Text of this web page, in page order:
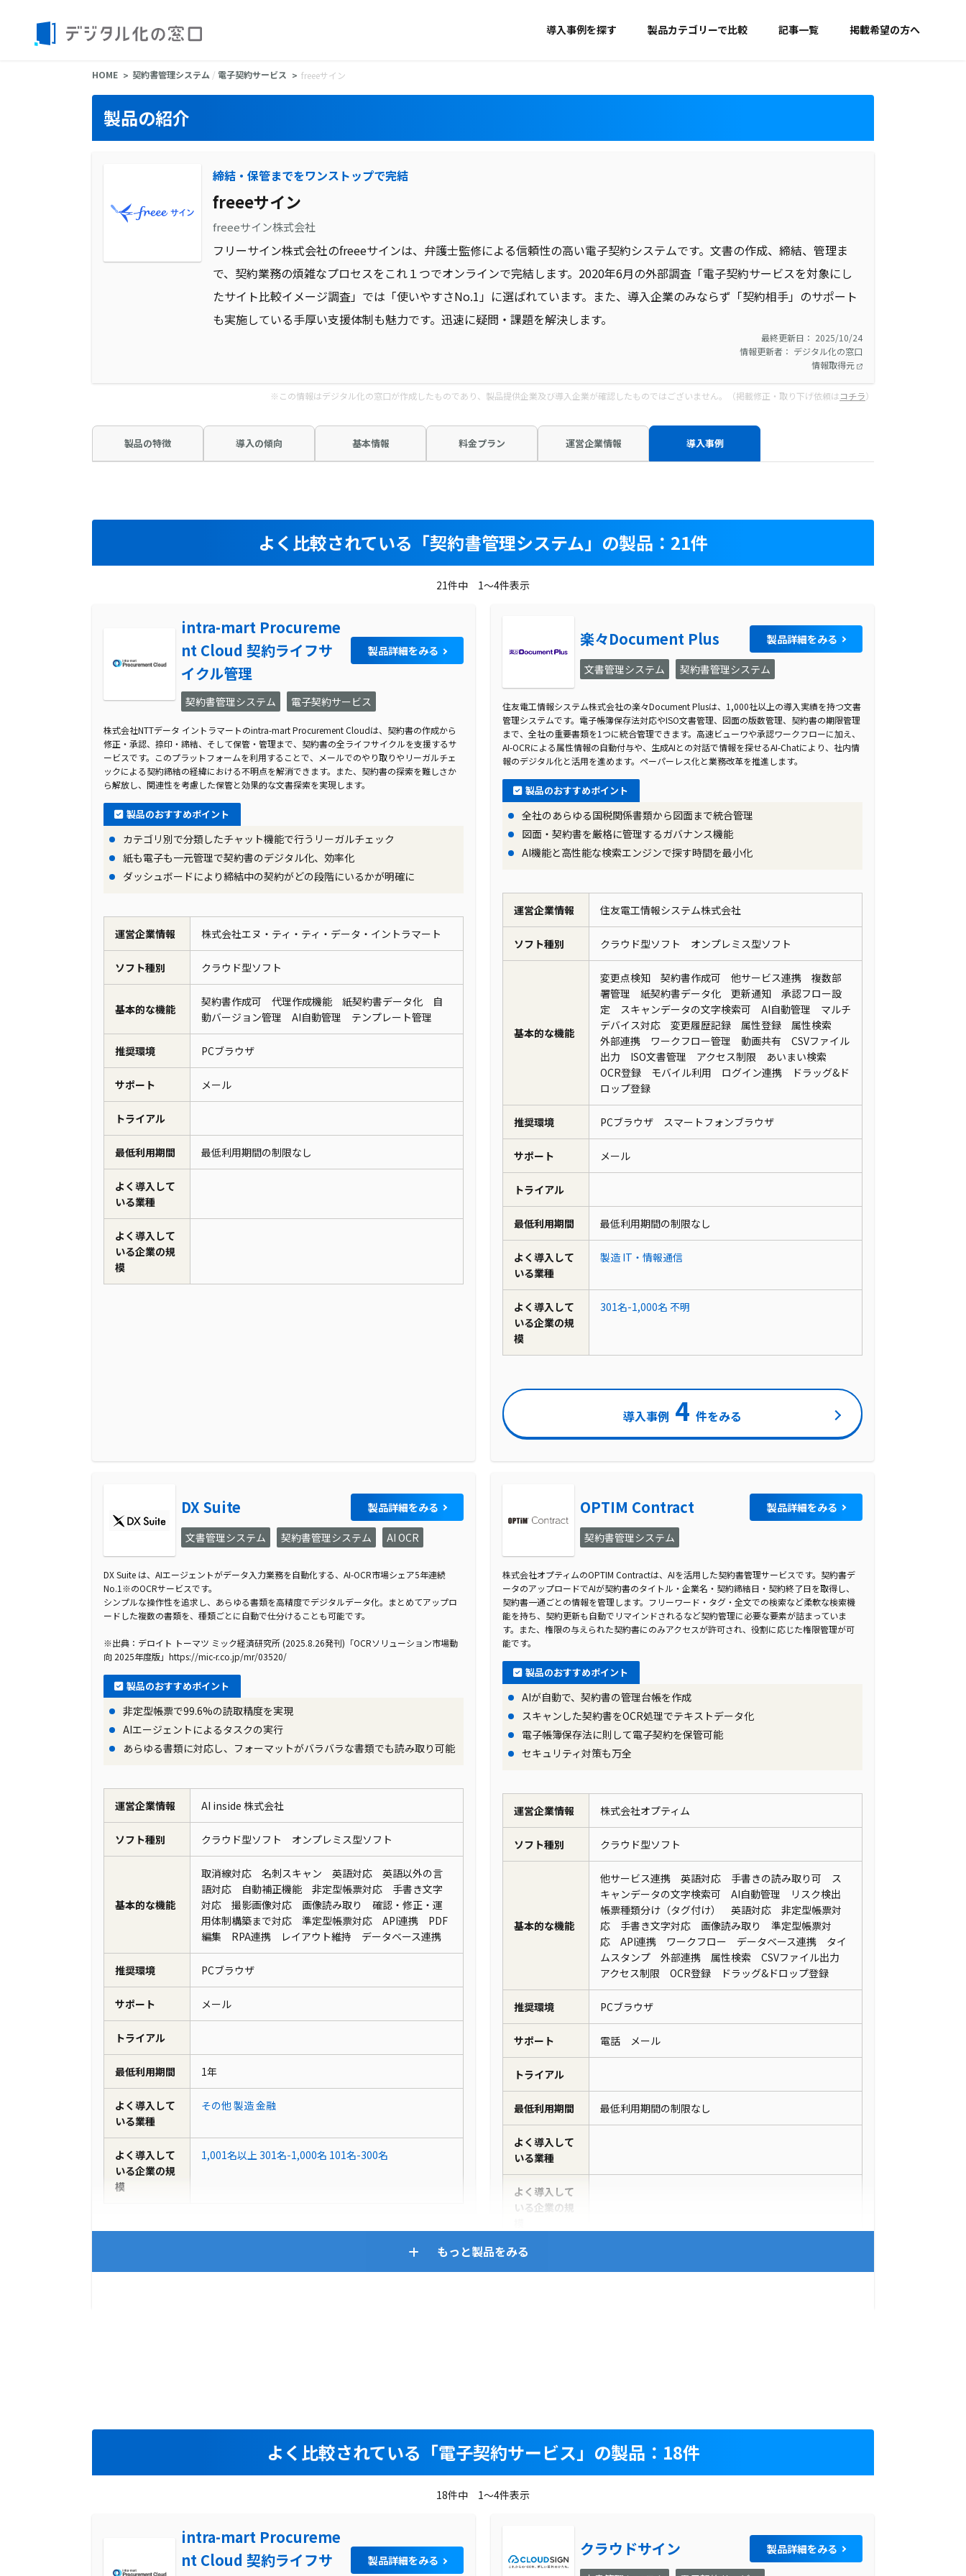
導入事例を探す 製品カテゴリーで比較 記事一覧 掲載希望の方へ
HOME 契約書管理システム / 電子契約サービス freeeサイン
製品の紹介
締結・保管までをワンストップで完結
freeeサイン
freeeサイン株式会社
フリーサイン株式会社のfreeeサインは、弁護士監修による信頼性の高い電子契約システムです。文書の作成、締結、管理ま
で、契約業務の煩雑なプロセスをこれ１つでオンラインで完結します。2020年6月の外部調査「電子契約サービスを対象にし
たサイト比較イメージ調査」では「使いやすさNo.1」に選ばれています。また、導入企業のみならず「契約相手」のサポート
も実施している手厚い支援体制も魅力です。迅速に疑問・課題を解決します。
最終更新日： 2025/10/24
情報更新者： デジタル化の窓口
情報取得元
※この情報はデジタル化の窓口が作成したものであり、製品提供企業及び導入企業が確認したものではございません。（掲載修正・取り下げ依頼はコチラ）
製品の特徴 導入の傾向 基本情報 料金プラン 運営企業情報 導入事例
よく比較されている 「契約書管理システム」の製品：21件
21件中 1～4件表示
intra-mart Procureme
nt Cloud 契約ライフサ
イクル管理
製品詳細をみる
契約書管理システム 電子契約サービス
株式会社NTTデータ イントラマートのintra-mart Procurement Cloudは、契約書の作成から
修正・承認、捺印・締結、そして保管・管理まで、契約書の全ライフサイクルを支援するサ
ービスです。このプラットフォームを利用することで、メールでのやり取りやリーガルチェ
ックによる契約締結の経緯における不明点を解消できます。また、契約書の探索を難しさか
ら解放し、関連性を考慮した保管と効果的な文書探索を実現します。
製品のおすすめポイント
カテゴリ別で分類したチャット機能で行うリーガルチェック
紙も電子も一元管理で契約書のデジタル化、効率化
ダッシュボードにより締結中の契約がどの段階にいるかが明確に
運営企業情報 株式会社エヌ・ティ・ティ・データ・イントラマート
ソフト種別 クラウド型ソフト
基本的な機能
契約書作成可 代理作成機能 紙契約書データ化 自
動バージョン管理 AI自動管理 テンプレート管理
推奨環境 PCブラウザ
サポート メール
トライアル
最低利用期間 最低利用期間の制限なし
よく導入して
いる業種
よく導入して
いる企業の規
模
楽々Document Plus 製品詳細をみる
文書管理システム 契約書管理システム
住友電工情報システム株式会社の楽々Document Plusは、1,000社以上の導入実績を持つ文書
管理システムです。電子帳簿保存法対応やISO文書管理、図面の版数管理、契約書の期限管理
まで、全社の重要書類を1つに統合管理できます。高速ビューワや承認ワークフローに加え、
AI-OCRによる属性情報の自動付与や、生成AIとの対話で情報を探せるAI-Chatにより、社内情
報のデジタル化と活用を進めます。ペーパーレス化と業務改革を推進します。
製品のおすすめポイント
全社のあらゆる国税関係書類から図面まで統合管理
図面・契約書を厳格に管理するガバナンス機能
AI機能と高性能な検索エンジンで探す時間を最小化
運営企業情報 住友電工情報システム株式会社
ソフト種別 クラウド型ソフト オンプレミス型ソフト
基本的な機能
変更点検知 契約書作成可 他サービス連携 複数部
署管理 紙契約書データ化 更新通知 承認フロー設
定 スキャンデータの文字検索可 AI自動管理 マルチ
デバイス対応 変更履歴記録 属性登録 属性検索
外部連携 ワークフロー管理 動画共有 CSVファイル
出力 ISO文書管理 アクセス制限 あいまい検索
OCR登録 モバイル利用 ログイン連携 ドラッグ&ド
ロップ登録
推奨環境 PCブラウザ スマートフォンブラウザ
サポート メール
トライアル
最低利用期間 最低利用期間の制限なし
よく導入して
いる業種
製造 IT・情報通信
よく導入して
いる企業の規
模
301名-1,000名 不明
導入事例 4 件をみる
DX Suite 製品詳細をみる
文書管理システム 契約書管理システム AI OCR
DX Suite は、AIエージェントがデータ入力業務を自動化する、AI-OCR市場シェア5年連続
No.1※のOCRサービスです。
シンプルな操作性を追求し、あらゆる書類を高精度でデジタルデータ化。まとめてアップロ
ードした複数の書類を、種類ごとに自動で仕分けることも可能です。
※出典：デロイト トーマツ ミック経済研究所 (2025.8.26発刊)「OCRソリューション市場動
向 2025年度版」https://mic-r.co.jp/mr/03520/
製品のおすすめポイント
非定型帳票で99.6%の読取精度を実現
AIエージェントによるタスクの実行
あらゆる書類に対応し、フォーマットがバラバラな書類でも読み取り可能
運営企業情報 AI inside 株式会社
ソフト種別 クラウド型ソフト オンプレミス型ソフト
基本的な機能
取消線対応 名刺スキャン 英語対応 英語以外の言
語対応 自動補正機能 非定型帳票対応 手書き文字
対応 撮影画像対応 画像読み取り 確認・修正・運
用体制構築まで対応 準定型帳票対応 API連携 PDF
編集 RPA連携 レイアウト維持 データベース連携
推奨環境 PCブラウザ
サポート メール
トライアル
最低利用期間 1年
よく導入して
いる業種
その他製造金融
よく導入して
いる企業の規
模
1,001名以上301名-1,000名 101名-300名
OPTIM Contract 製品詳細をみる
契約書管理システム
株式会社オプティムのOPTIM Contractは、AIを活用した契約書管理サービスです。契約書デ
ータのアップロードでAIが契約書のタイトル・企業名・契約締結日・契約終了日を取得し、
契約書一通ごとの情報を管理します。フリーワード・タグ・全文での検索など柔軟な検索機
能を持ち、契約更新も自動でリマインドされるなど契約管理に必要な要素が詰まっていま
す。また、権限の与えられた契約書にのみアクセスが許可され、役割に応じた権限管理が可
能です。
製品のおすすめポイント
AIが自動で、契約書の管理台帳を作成
スキャンした契約書をOCR処理でテキストデータ化
電子帳簿保存法に則して電子契約を保管可能
セキュリティ対策も万全
運営企業情報 株式会社オプティム
ソフト種別 クラウド型ソフト
基本的な機能
他サービス連携 英語対応 手書きの読み取り可 ス
キャンデータの文字検索可 AI自動管理 リスク検出
帳票種類分け（タグ付け） 英語対応 非定型帳票対
応 手書き文字対応 画像読み取り 準定型帳票対
応 API連携 ワークフロー データベース連携 タイ
ムスタンプ 外部連携 属性検索 CSVファイル出力
アクセス制限 OCR登録 ドラッグ&ドロップ登録
推奨環境 PCブラウザ
サポート 電話 メール
トライアル
最低利用期間 最低利用期間の制限なし
よく導入して
いる業種
よく導入して
いる企業の規
もっと製品をみる
よく比較されている 「電子契約サービス」の製品：18件
18件中 1～4件表示
intra-mart Procureme
nt Cloud 契約ライフサ
製品詳細をみる
クラウドサイン 製品詳細をみる